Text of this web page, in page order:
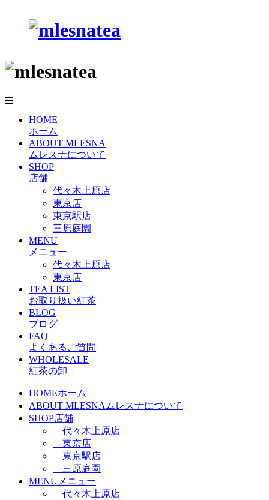
HOME
ホーム
ABOUT MLESNA
ムレスナについて
SHOP
店舗
代々木上原店
東京店
東京駅店
三原庭園
MENU
メニュー
代々木上原店
東京店
TEA LIST
お取り扱い紅茶
BLOG
ブログ
FAQ
よくあるご質問
WHOLESALE
紅茶の卸
HOMEホーム
ABOUT MLESNAムレスナについて
SHOP店舗
代々木上原店
東京店
東京駅店
三原庭園
MENUメニュー
代々木上原店